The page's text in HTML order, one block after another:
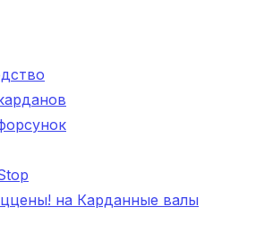
на Карданные валы